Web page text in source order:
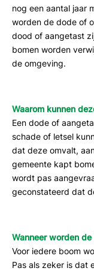
nog een aantal jaar
worden de dode of
dood of aangetast
bomen worden
de omgeving.
Waarom kunnen
Een dode of
schade of letsel
dat deze omvalt,
gemeente kapt
wordt pas
geconstateerd dat
Wanneer worden
Voor iedere boom
Pas als zeker is dat